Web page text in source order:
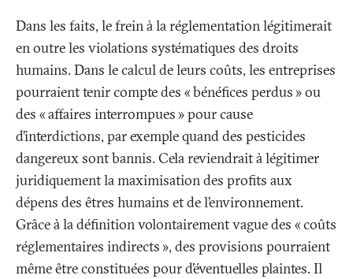
Dans les faits, le frein à la réglementation légitimerait
en outre les violations systématiques des droits
humains. Dans le calcul de leurs coûts, les entreprises
pourraient tenir compte des «bénéfices perdus» ou
des «affaires interrompues» pour cause
d’interdictions, par exemple quand des pesticides
dangereux sont bannis. Cela reviendrait à légitimer
juridiquement la maximisation des profits aux
dépens des êtres humains et de l’environnement.
Grâce à la définition volontairement vague des «coûts
réglementaires indirects», des provisions pourraient
même être constituées pour d’éventuelles plaintes. Il